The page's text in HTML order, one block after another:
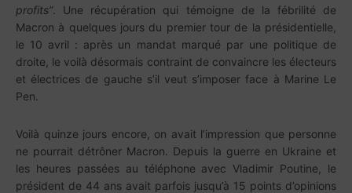
profits”. Une récupération qui témoigne de la fébrilité de
Macron à quelques jours du premier tour de la présidentielle,
le 10 avril : après un mandat marqué par une politique de
droite, le voilà désormais contraint de convaincre les électeurs
et électrices de gauche s’il veut s’imposer face à Marine Le
Pen.
Voilà quinze jours encore, on avait l’impression que personne
ne pourrait détrôner Macron. Depuis la guerre en Ukraine et
les heures passées au téléphone avec Vladimir Poutine, le
président de 44 ans avait parfois jusqu’à 15 points d’opinions